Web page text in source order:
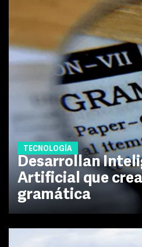
TECNOLOGÍA
Desarrollan
Artificial que
gramática